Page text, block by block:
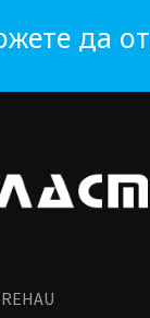
да